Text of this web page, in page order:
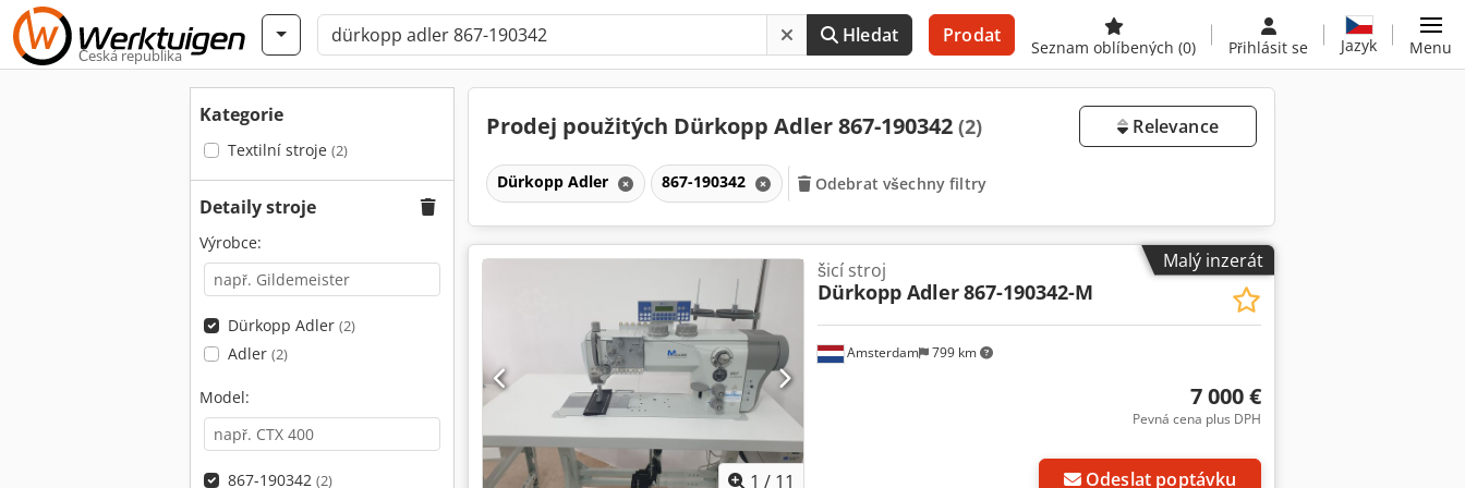
Česká republika
Hledat Prodat
Seznam oblíbených (0) Přihlásit se Jazyk Menu
Kategorie
Textilní stroje (2)
Detaily stroje
Výrobce:
Dürkopp Adler (2)
Adler (2)
Model:
867-190342 (2)
Prodej použitých Dürkopp Adler 867-190342 (2) Relevance
Dürkopp Adler 867-190342 Odebrat všechny filtry
Malý inzerát
1 / 11
Amsterdam 799 km
šicí stroj
Dürkopp Adler867-190342-M
7 000 €
Pevná cena plus DPH
Odeslat poptávku